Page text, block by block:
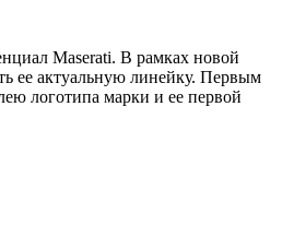
Maserati. В рамках новой
ее актуальную линейку. Первым
логотипа марки и ее первой